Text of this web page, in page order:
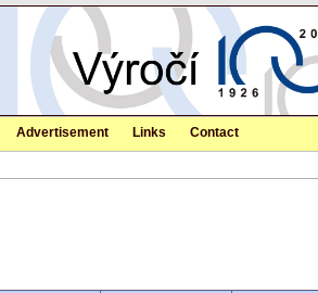
Advertisement Links Contact